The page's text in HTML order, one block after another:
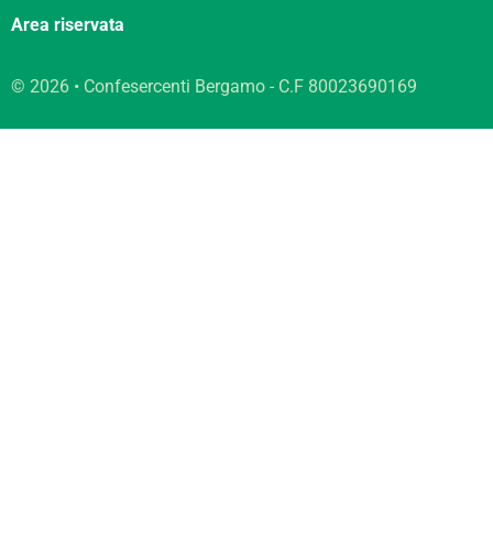
Area riservata
© 2026 • Confesercenti Bergamo - C.F 80023690169